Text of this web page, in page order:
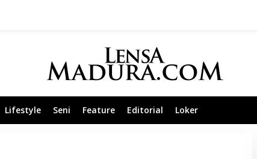
Lifestyle Seni Feature Editorial Loker